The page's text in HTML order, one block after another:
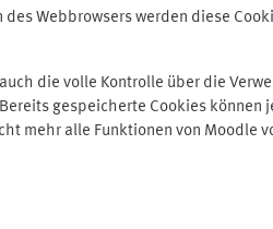
Webbrowsers werden diese
die volle Kontrolle über die
gespeicherte Cookies können
mehr alle Funktionen von Moodle